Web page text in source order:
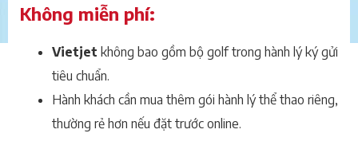
Không miễn phí:
Vietjet không bao gồm bộ golf trong hành lý ký gửi
tiêu chuẩn.
Hành khách cần mua thêm gói hành lý thể thao riêng,
thường rẻ hơn nếu đặt trước online.